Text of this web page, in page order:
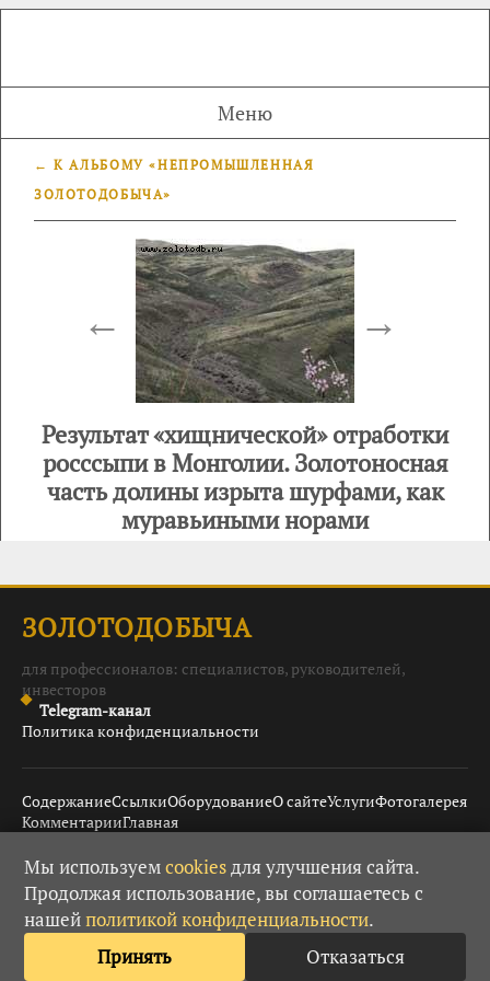
Меню
← К АЛЬБОМУ «НЕПРОМЫШЛЕННАЯ
ЗОЛОТОДОБЫЧА»
← →
Результат «хищнической» отработки
росссыпи в Монголии. Золотоносная
часть долины изрыта шурфами, как
муравьиными норами
ЗОЛОТОДОБЫЧА
для профессионалов: специалистов, руководителей,
инвесторов
Telegram-канал
Политика конфиденциальности
СодержаниеСсылкиОборудованиеО сайтеУслугиФотогалерея
КомментарииГлавная
© 2008–2026 Золотодобыча · 18+ · При использовании
материалов гиперссылка обязательна.
Мы используемcookiesдля улучшения сайта.
Продолжая использование, вы соглашаетесь с
нашейполитикой конфиденциальности.
Принять
Отказаться